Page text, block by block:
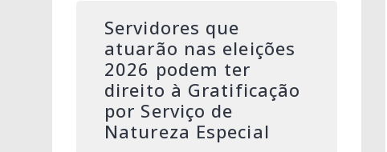
Servidores que
atuarão nas eleições
2026 podem ter
direito à Gratificação
por Serviço de
Natureza Especial